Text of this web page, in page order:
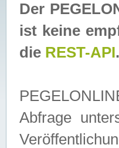
Der
ist keine
die REST-API.
Abfrage